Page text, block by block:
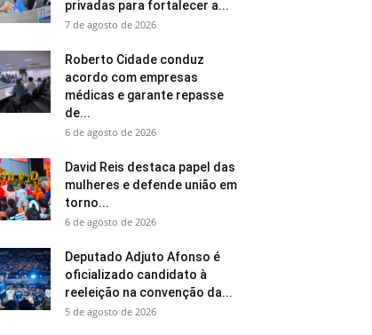
privadas para fortalecer a...
7 de agosto de 2026
Roberto Cidade conduz
acordo com empresas
médicas e garante repasse
de...
6 de agosto de 2026
David Reis destaca papel das
mulheres e defende união em
torno...
6 de agosto de 2026
Deputado Adjuto Afonso é
oficializado candidato à
reeleição na convenção da...
5 de agosto de 2026